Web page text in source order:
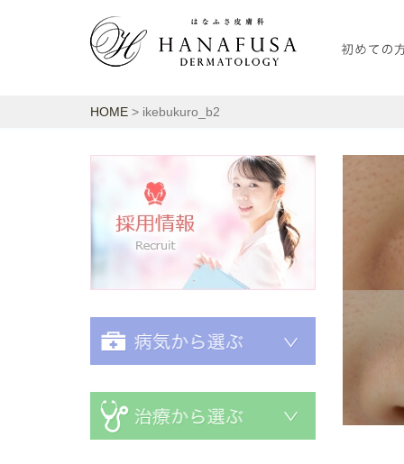
HOME > ikebukuro_b2
採用情報